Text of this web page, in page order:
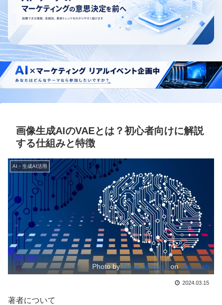
画像生成AIのVAEとは？初心者向けに解説
する仕組みと特徴
AI・生成AI活用
Photo bySteve Johnson onUnsplash
2024.03.15
著者について